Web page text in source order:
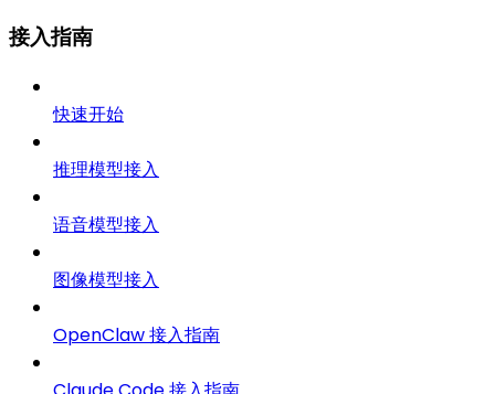
接入指南
快速开始
推理模型接入
语音模型接入
图像模型接入
OpenClaw 接入指南